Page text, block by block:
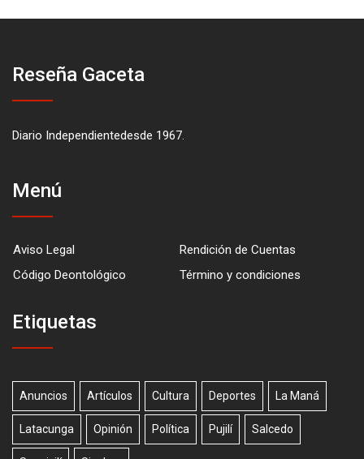
Reseña Gaceta
Diario Independientedesde 1967.
Menú
Aviso Legal
Rendición de Cuentas
Código Deontológico
Término y condiciones
Etiquetas
Anuncios Artículos Cultura Deportes La Maná
Latacunga Opinión Política Pujilí Salcedo